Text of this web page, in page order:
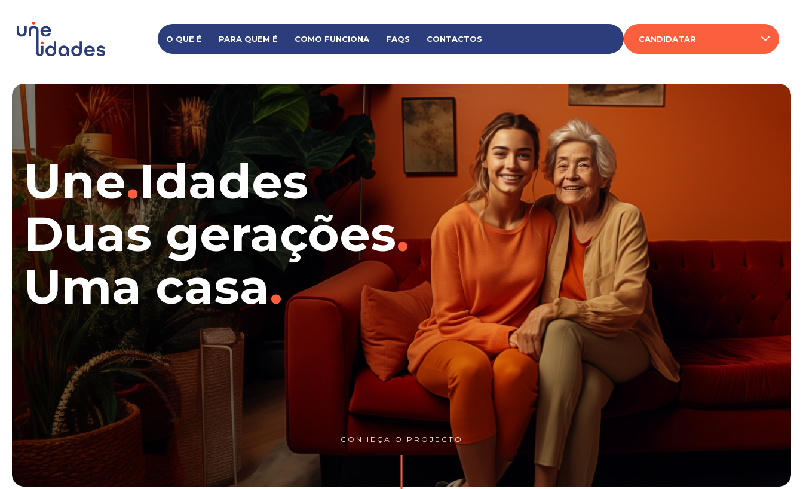
O QUE É PARA QUEM É COMO FUNCIONA FAQS CONTACTOS CANDIDATAR
Une.Idades
Duas gerações.
Uma casa.
CONHEÇA O PROJECTO